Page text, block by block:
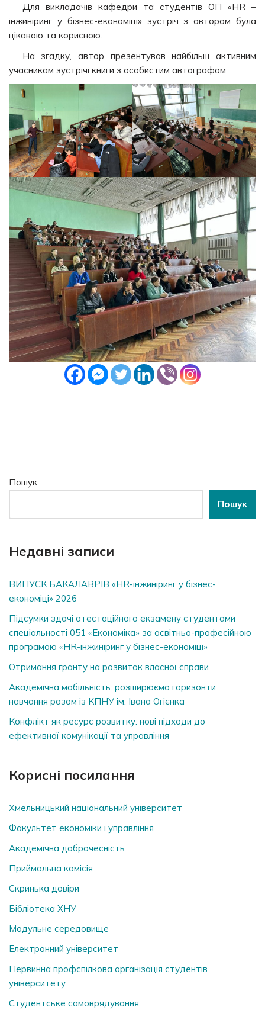
Для викладачів кафедри та студентів ОП «HR –
інжиніринг у бізнес-економіці» зустріч з автором була
цікавою та корисною.
На згадку, автор презентував найбільш активним
учасникам зустрічі книги з особистим автографом.
Пошук
Пошук
Недавні записи
ВИПУСК БАКАЛАВРІВ «HR-інжиніринг у бізнес-
економіці» 2026
Підсумки здачі атестаційного екзамену студентами
спеціальності 051 «Економіка» за освітньо-професійною
програмою «HR-інжиніринг у бізнес-економіці»
Отримання гранту на розвиток власної справи
Академічна мобільність: розширюємо горизонти
навчання разом із КПНУ ім. Івана Огієнка
Конфлікт як ресурс розвитку: нові підходи до
ефективної комунікації та управління
Корисні посилання
Хмельницький національний університет
Факультет економіки і управління
Академічна доброчесність
Приймальна комісія
Скринька довiри
Бібліотека ХНУ
Модульне середовище
Електронний університет
Первинна профспілкова організація студентів
університету
Студентське самоврядування